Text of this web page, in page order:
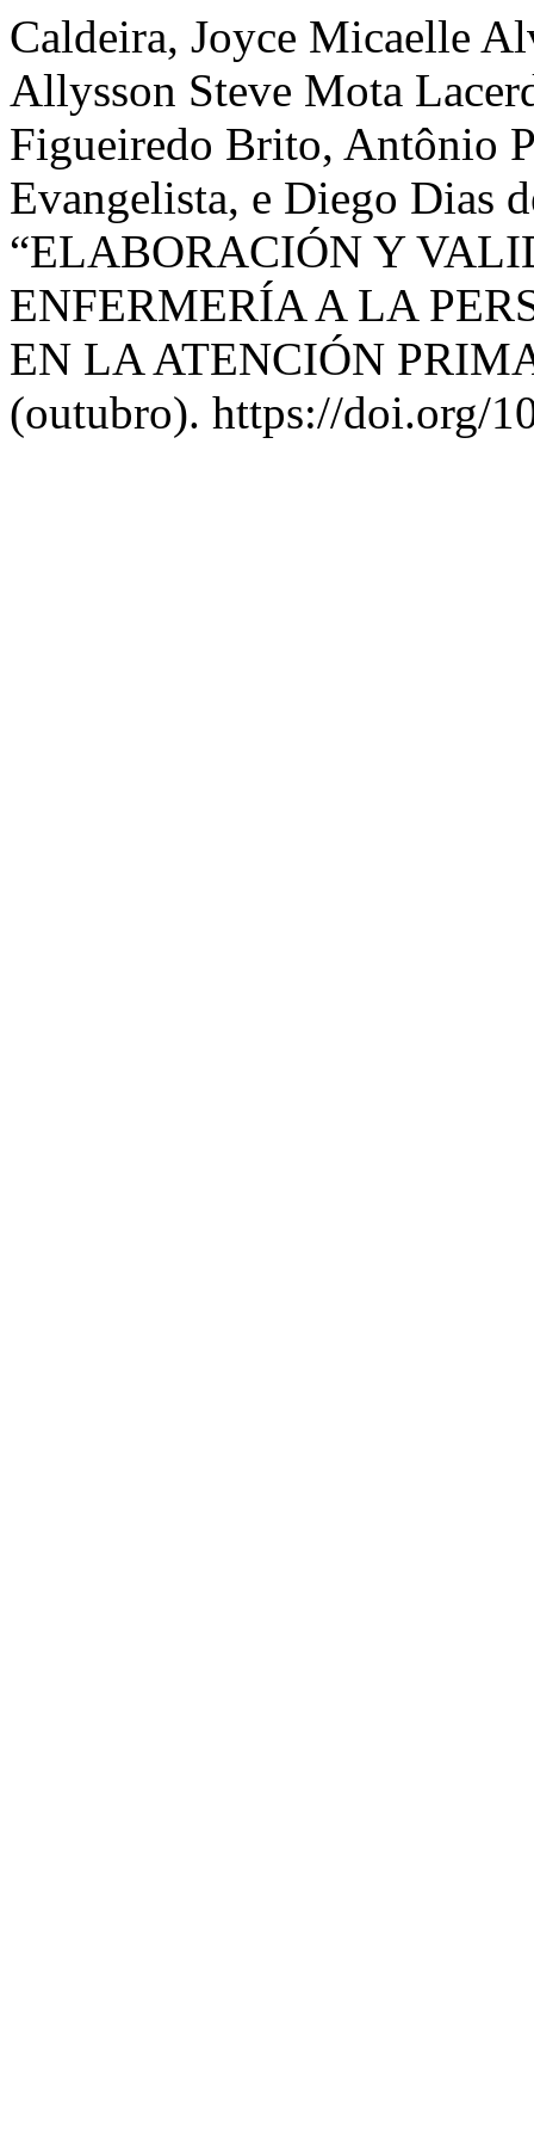
Caldeira, Joyce Micaelle
Allysson Steve Mota
Figueiredo Brito, Antônio
Evangelista, e Diego Dias
“ELABORACIÓN Y
ENFERMERÍA A LA
EN LA ATENCIÓN
(outubro). https://doi.org/